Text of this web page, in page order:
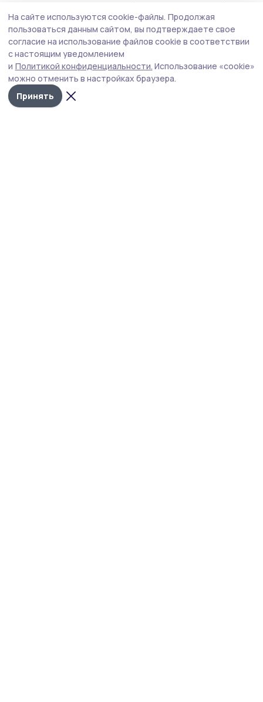
приоритеты образования
Губернатор держит на контроле ситуацию с бензином,
требует навести порядок с мусором в Тамбове.
На сайте используются cookie-файлы. Продолжая
пользоваться данным сайтом, вы подтверждаете свое
согласие на использование файлов cookie в соответствии
с настоящим уведомлением
и Политикой конфиденциальности. Использование «cookie»
можно отменить в настройках браузера.
Принять